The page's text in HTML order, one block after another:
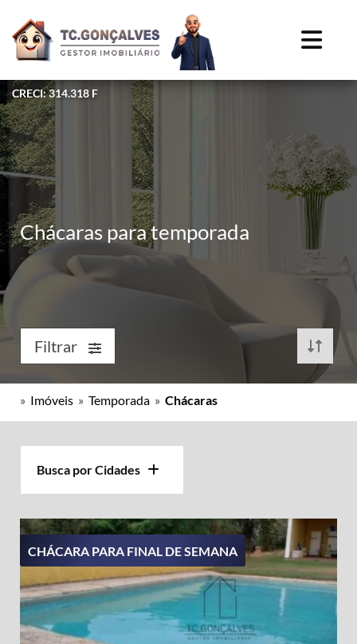
CRECI: 314.318 F
Chácaras para temporada
Filtrar
» Imóveis » Temporada » Chácaras
Busca por Cidades
CHÁCARA PARA FINAL DE SEMANA